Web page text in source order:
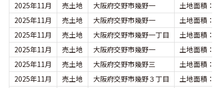
2025年11月
売土地 大阪府交野市幾野一
土地面積：
2025年11月
売土地 大阪府交野市幾野一
土地面積：
2025年11月
売土地 大阪府交野市幾野一丁目
土地面積：
2025年11月
売土地 大阪府交野市幾野一
土地面積：
2025年11月
売土地 大阪府交野市幾野三
土地面積：
2025年11月
売土地 大阪府交野市幾野３丁目
土地面積：